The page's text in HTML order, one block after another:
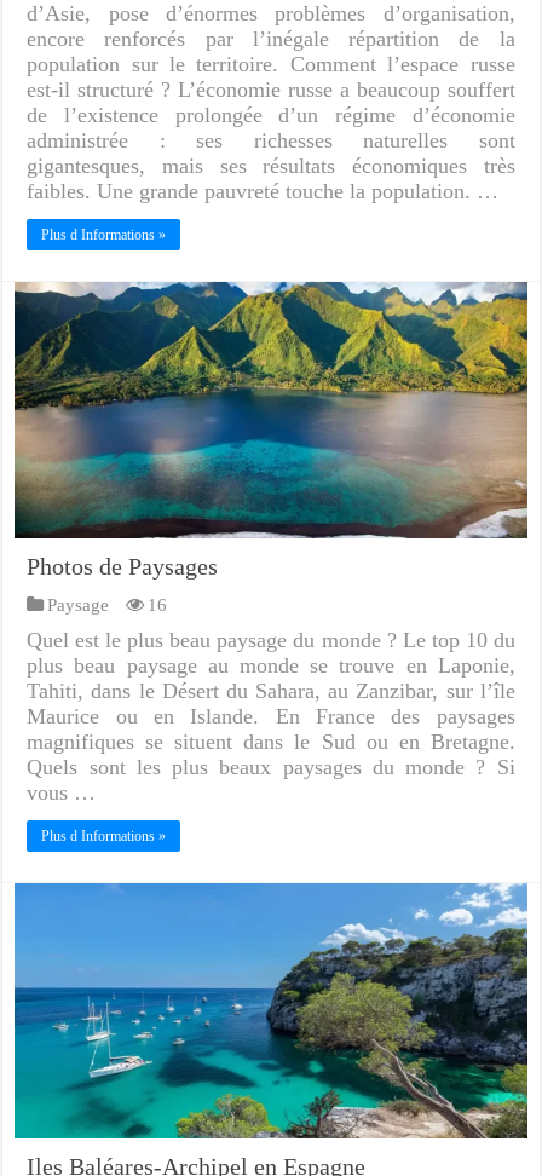
d’Asie, pose d’énormes problèmes d’organisation,
encore renforcés par l’inégale répartition de la
population sur le territoire. Comment l’espace russe
est-il structuré ? L’économie russe a beaucoup souffert
de l’existence prolongée d’un régime d’économie
administrée : ses richesses naturelles sont
gigantesques, mais ses résultats économiques très
faibles. Une grande pauvreté touche la population. …
Plus d Informations »
Photos de Paysages
Paysage 16
Quel est le plus beau paysage du monde ? Le top 10 du
plus beau paysage au monde se trouve en Laponie,
Tahiti, dans le Désert du Sahara, au Zanzibar, sur l’île
Maurice ou en Islande. En France des paysages
magnifiques se situent dans le Sud ou en Bretagne.
Quels sont les plus beaux paysages du monde ? Si
vous …
Plus d Informations »
Iles Baléares-Archipel en Espagne